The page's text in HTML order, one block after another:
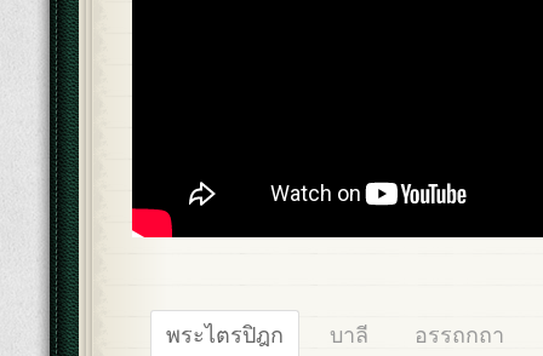
พระไตรปิฎก บาลี อรรถกถา